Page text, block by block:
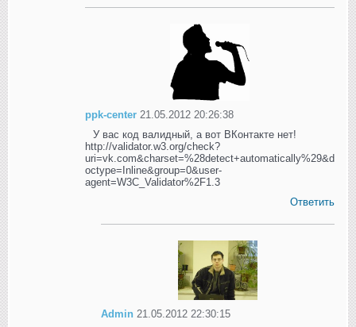
ppk-center 21.05.2012 20:26:38
У вас код валидный, а вот ВКонтакте нет!
http://validator.w3.org/check?
uri=vk.com&charset=%28detect+automatically%29&d
octype=Inline&group=0&user-
agent=W3C_Validator%2F1.3
Ответить
Admin 21.05.2012 22:30:15